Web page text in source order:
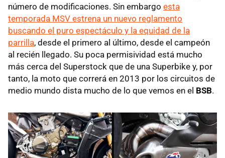
número de modificaciones. Sin embargo esta
temporada MSV estrena un nuevo reglamento
buscando el puro espectáculo y la equidad de la
parrilla, desde el primero al último, desde el campeón
al recién llegado. Su poca permisividad está mucho
más cerca del Superstock que de una Superbike y, por
tanto, la moto que correrá en 2013 por los circuitos de
medio mundo dista mucho de lo que vemos en el BSB.